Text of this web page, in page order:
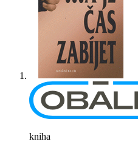
kniha